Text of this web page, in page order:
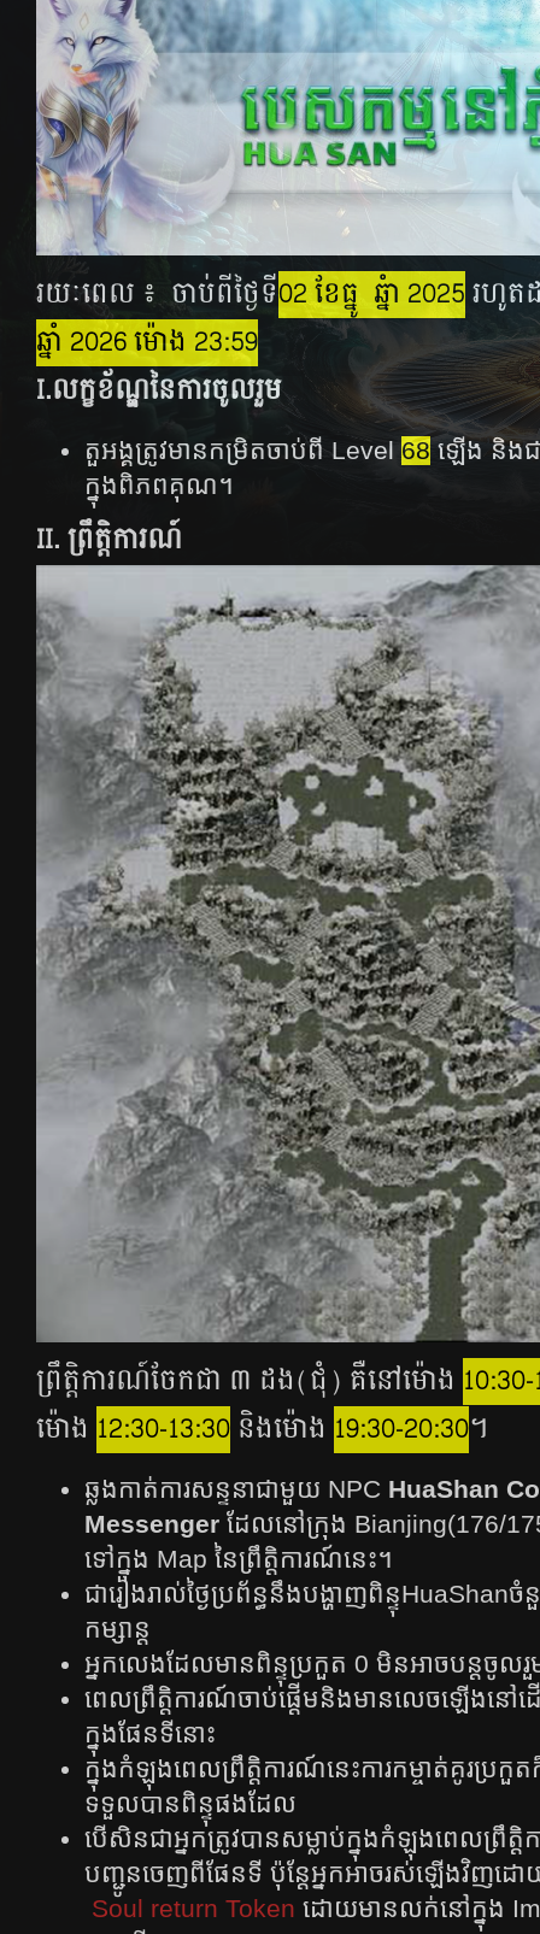
រយៈពេល​ ៖ ចាប់ពីថ្ងៃទី02 ខែធ្នូ ឆ្នំា 2025រហូត
ឆ្នាំ 2026 ម៉ោង 23:59
I.លក្ខខ័ណ្ឌនៃការចូលរួម
តួអង្គត្រូវមានកម្រិតចាប់ពី Level 68ឡើង និង
ក្នុងពិភពគុណ។
II. ព្រឹត្តិការណ៍
ព្រឹត្តិការណ៍ចែកជា ៣ ដង(ជុំ) គឺនៅម៉ោង
ម៉ោង 12:30-13:30 និងម៉ោង 19:30-20:30។
ឆ្លងកាត់ការសន្ទនាជាមួយ NPC HuaShan
Messenger ដែលនៅក្រុង Bianjing(176/
ទៅក្នុង Map នៃព្រឹត្តិការណ៍នេះ។
ជារៀងរាល់ថ្ងៃប្រព័ន្ធនឹង​បង្ហាញ​ពិន្ទុHuaShan
កម្សាន្ដ
អ្នកលេងដែលមានពិន្ទុប្រកួត 0 មិនអាចបន្តចូលរួ
ពេលព្រឹត្តិការណ៍ចាប់ផ្ដើមនិងមាន​លេចឡើង
ក្នុងផែនទីនោះ
ក្នុងកំឡុងពេលព្រឹត្ដិការណ៍នេះការកម្ចាត់គូរប្រកួត
ទទួលបានពិន្ទុផងដែល
បើសិនជាអ្នកត្រូវបានសម្លាប់ក្នុងកំឡុងពេលព្រឹត្ដិ
បញ្ជូនចេញពីផែនទី ប៉ុន្ដែអ្នកអាចរស់ឡើងវិញដោ
Soul return Token ដោយមានលក់នៅក្នុង